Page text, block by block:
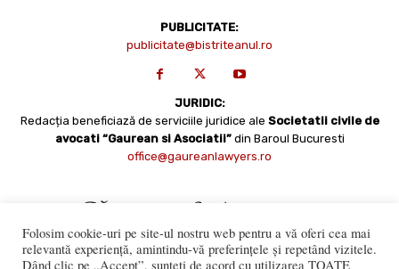
PUBLICITATE:
publicitate@bistriteanul.ro
JURIDIC:
Redacția beneficiază de serviciile juridice ale Societatii civile de
avocati “Gaurean si Asociatii” din Baroul Bucuresti
office@gaureanlawyers.ro
Folosim cookie-uri pe site-ul nostru web pentru a vă oferi cea mai
relevantă experiență, amintindu-vă preferințele și repetând vizitele.
Dând clic pe „Accept”, sunteți de acord cu utilizarea TOATE